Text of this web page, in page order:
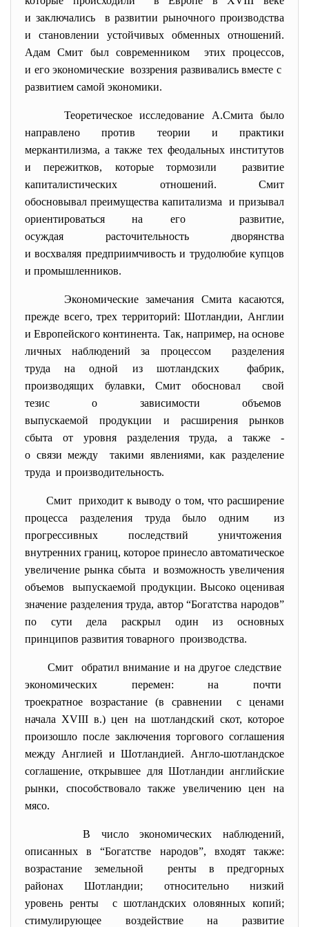
и заключались в развитии рыночного производства
и становлении устойчивых обменных отношений.
Адам Смит был современником этих процессов,
и его экономические воззрения развивались вместе с
развитием самой экономики.
Теоретическое исследование А.Смита было
направлено против теории и практики
меркантилизма, а также тех феодальных институтов
и пережитков, которые тормозили развитие
капиталистических отношений. Смит
обосновывал преимущества капитализма и призывал
ориентироваться на его развитие,
осуждая расточительность дворянства
и восхваляя предприимчивость и трудолюбие купцов
и промышленников.
Экономические замечания Смита касаются,
прежде всего, трех территорий: Шотландии, Англии
и Европейского континента. Так, например, на основе
личных наблюдений за процессом разделения
труда на одной из шотландских фабрик,
производящих булавки, Смит обосновал свой
тезис о зависимости объемов
выпускаемой продукции и расширения рынков
сбыта от уровня разделения труда, а также -
о связи между такими явлениями, как разделение
труда и производительность.
Смит приходит к выводу о том, что расширение
процесса разделения труда было одним из
прогрессивных последствий уничтожения
внутренних границ, которое принесло автоматическое
увеличение рынка сбыта и возможность увеличения
объемов выпускаемой продукции. Высоко оценивая
значение разделения труда, автор “Богатства народов”
по сути дела раскрыл один из основных
принципов развития товарного производства.
Смит обратил внимание и на другое следствие
экономических перемен: на почти
троекратное возрастание (в сравнении с ценами
начала XVIII в.) цен на шотландский скот, которое
произошло после заключения торгового соглашения
между Англией и Шотландией. Англо-шотландское
соглашение, открывшее для Шотландии английские
рынки, способствовало также увеличению цен на
мясо.
В число экономических наблюдений,
описанных в “Богатстве народов”, входят также:
возрастание земельной ренты в предгорных
районах Шотландии; относительно низкий
уровень ренты с шотландских оловянных копий;
стимулирующее воздействие на развитие